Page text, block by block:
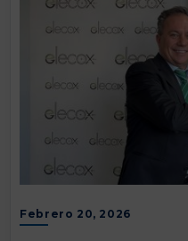
Febrero 20, 2026